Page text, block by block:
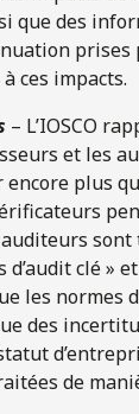
que des
prises
ces impacts.
– L’IOSCO
et les
plus
auditeurs
d’audit clé »
les normes
des
de